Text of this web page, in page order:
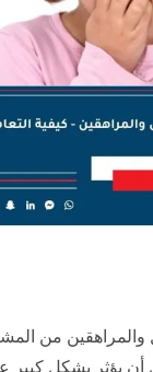
والمراهقين من
أن يؤثر بشكل كبير